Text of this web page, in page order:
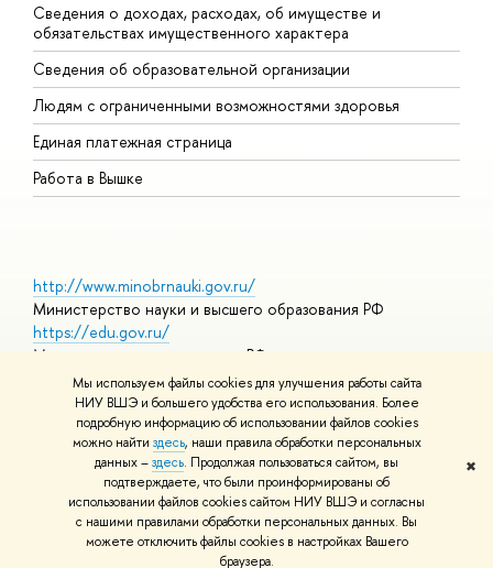
Мы используем файлы cookies для улучшения работы сайта
НИУ ВШЭ и большего удобства его использования. Более
подробную информацию об использовании файлов cookies
можно найти здесь, наши правила обработки персональных
данных –здесь. Продолжая пользоваться сайтом, вы
подтверждаете, что были проинформированы об
использовании файлов cookies сайтом НИУ ВШЭ и согласны
с нашими правилами обработки персональных данных. Вы
можете отключить файлы cookies в настройках Вашего
браузера.
✖
Сведения о доходах, расходах, об имуществе и
обязательствах имущественного характера
Сведения об образовательной организации
Людям с ограниченными возможностями здоровья
Единая платежная страница
Работа в Вышке
http://www.minobrnauki.gov.ru/
Министерство науки и высшего образования РФ
https://edu.gov.ru/
Министерство просвещения РФ
https://elearning.hse.ru/mooc
Массовые открытые онлайн-курсы
© НИУ ВШЭ 1993–2026 Адреса и контактыУсловия
использования материалов Политика конфиденциальности
Шрифты HSE Sans и HSE Slab разработаны вШколе дизайна НИУ